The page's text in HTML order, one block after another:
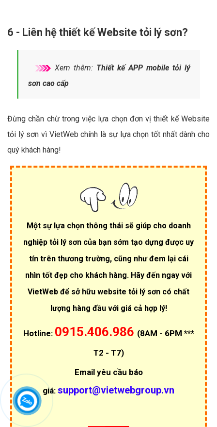
6 - Liên hệ thiết kế Website tỏi lý sơn?
Xem thêm: Thiết kế APP mobile tỏi lý
sơn cao cấp
Đừng chần chừ trong việc lựa chọn đơn vị thiết kế Website
tỏi lý sơn vì VietWeb chính là sự lựa chọn tốt nhất dành cho
quý khách hàng!
Một sự lựa chọn thông thái sẽ giúp cho doanh
nghiệp tỏi lý sơn của bạn sớm tạo dựng được uy
tín trên thương trường, cũng như đem lại cái
nhìn tốt đẹp cho khách hàng. Hãy đến ngay với
VietWeb để sở hữu website tỏi lý sơn có chất
lượng hàng đầu với giá cả hợp lý!
Hotline: 0915.406.986 (8AM - 6PM ***
T2 - T7)
Email yêu cầu báo
giá: support@vietwebgroup.vn